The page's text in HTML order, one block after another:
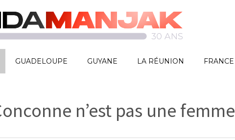
GUADELOUPE GUYANE LA RÉUNION FRANCE
n’est pas une femme